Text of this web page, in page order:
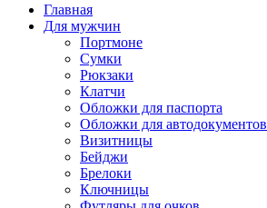
Главная
Для мужчин
Портмоне
Сумки
Рюкзаки
Клатчи
Обложки для паспорта
Обложки для автодокументов
Визитницы
Бейджи
Брелоки
Ключницы